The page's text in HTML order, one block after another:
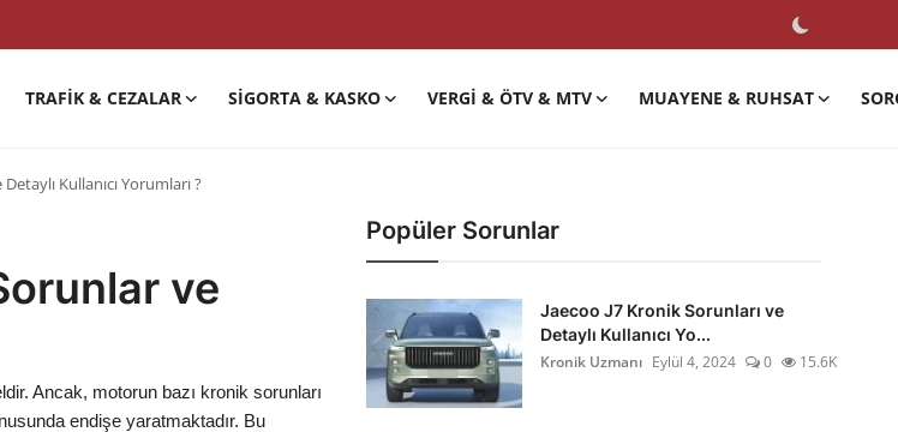
TRAFIK & CEZALAR SIGORTA & KASKO VERGI & ÖTV & MTV MUAYENE & RUHSAT
Kullanıcı Yorumları ?
ve
Ancak, motorun bazı kronik sorunları
endişe yaratmaktadır. Bu
Popüler Sorunlar
Jaecoo J7 Kronik Sorunları ve
Detaylı Kullanıcı Yo...
Kronik Uzmanı Eylül 4, 2024 0 15.6K